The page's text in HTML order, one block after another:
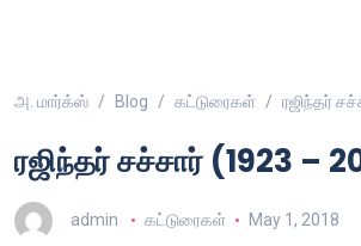
அ. மார்க்ஸ் Blog கட்டுரைகள் ரஜிந்தர்
ரஜிந்தர் சச்சார் (1923 –
admin கட்டுரைகள் May 1, 2018